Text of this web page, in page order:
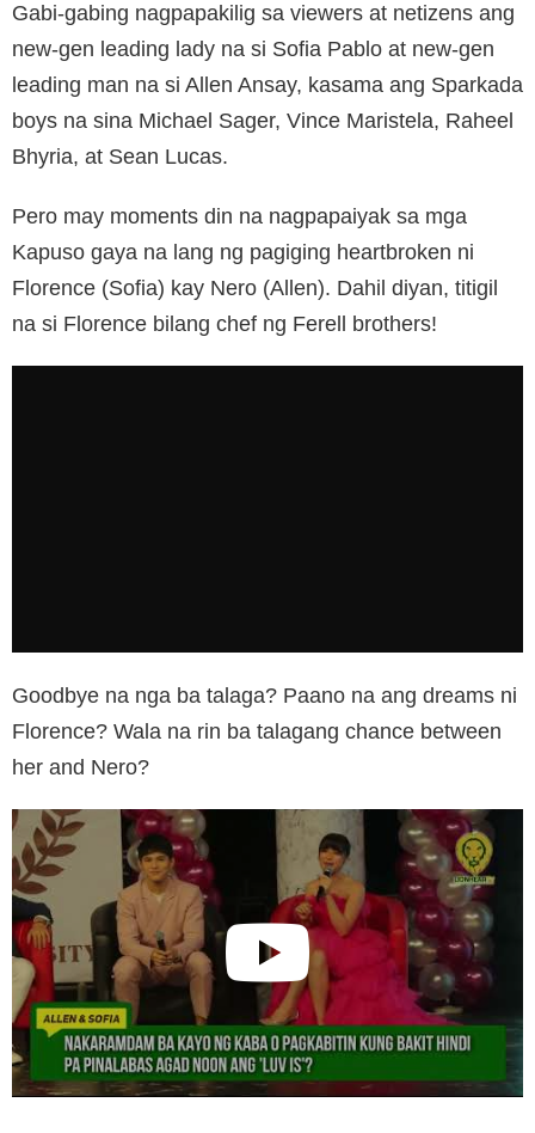
Gabi-gabing nagpapakilig sa viewers at netizens ang
new-gen leading lady na si Sofia Pablo at new-gen
leading man na si Allen Ansay, kasama ang Sparkada
boys na sina Michael Sager, Vince Maristela, Raheel
Bhyria, at Sean Lucas.
Pero may moments din na nagpapaiyak sa mga
Kapuso gaya na lang ng pagiging heartbroken ni
Florence (Sofia) kay Nero (Allen). Dahil diyan, titigil
na si Florence bilang chef ng Ferell brothers!
Goodbye na nga ba talaga? Paano na ang dreams ni
Florence? Wala na rin ba talagang chance between
her and Nero?